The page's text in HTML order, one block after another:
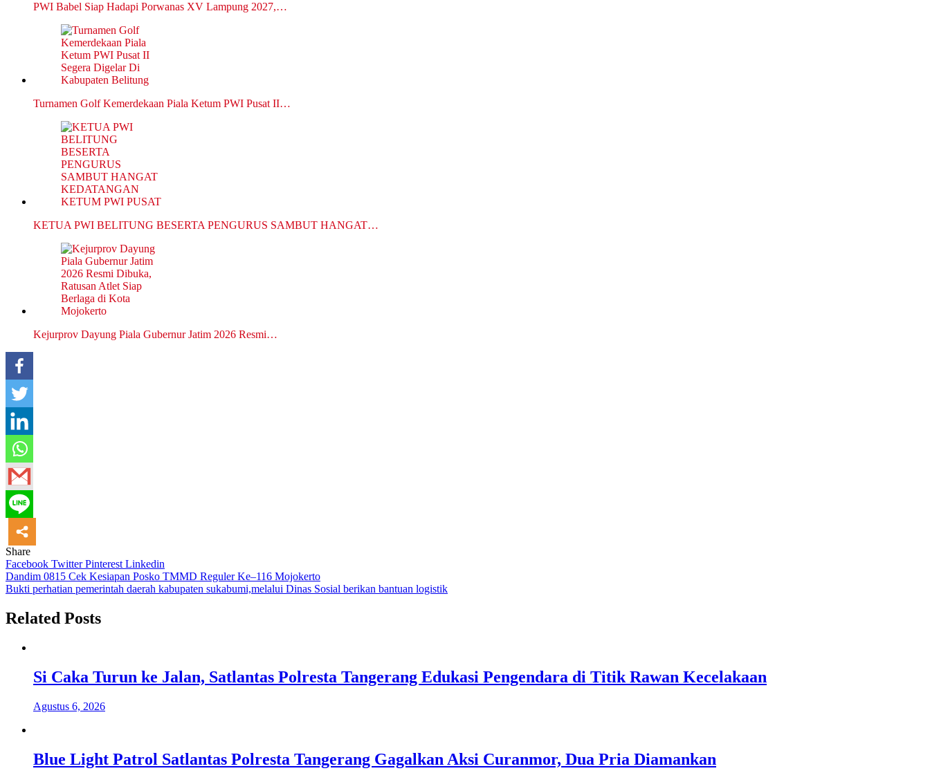
PWI Babel Siap Hadapi Porwanas XV Lampung 2027,…
Turnamen Golf Kemerdekaan Piala Ketum PWI Pusat II…
KETUA PWI BELITUNG BESERTA PENGURUS SAMBUT HANGAT…
Kejurprov Dayung Piala Gubernur Jatim 2026 Resmi…
Share
Facebook TwitterPinterest Linkedin
Navigasi
pos
Dandim 0815 Cek Kesiapan Posko TMMD Reguler Ke–116 Mojokerto
Bukti perhatian pemerintah daerah kabupaten sukabumi,melalui Dinas Sosial berikan bantuan logistik
Related Posts
Si Caka Turun ke Jalan, Satlantas Polresta Tangerang Edukasi Pengendara di Titik Rawan Kecelakaan
Agustus 6, 2026
Blue Light Patrol Satlantas Polresta Tangerang Gagalkan Aksi Curanmor, Dua Pria Diamankan